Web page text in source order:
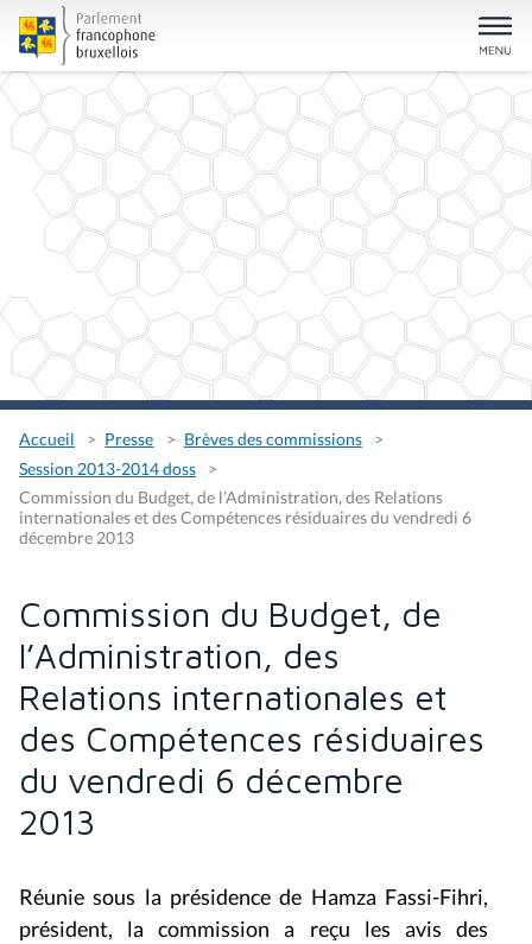
Accueil Presse
Brèves des commissions
Session 2013-2014 doss
Commission du Budget, de l’Administration, des Relations
internationales et des Compétences résiduaires du vendredi 6
décembre 2013
Commission du Budget, de
l’Administration, des
Relations internationales et
des Compétences résiduaires
du vendredi 6 décembre
2013
Réunie sous la présidence de Hamza Fassi-Fihri,
président, la commission a reçu les avis des